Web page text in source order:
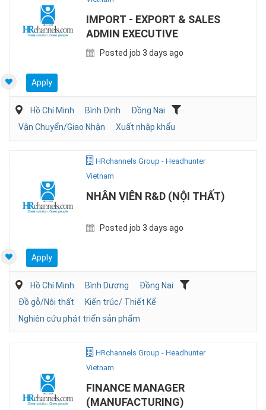
IMPORT - EXPORT & SALES
ADMIN EXECUTIVE
Posted job 3 days ago
Apply
Hồ Chí Minh Bình Định
Đồng Nai
Vận Chuyển/Giao Nhận
Xuất nhập khẩu
HRchannels Group - Headhunter
Vietnam
NHÂN VIÊN R&D (NỘI THẤT)
Posted job 3 days ago
Apply
Hồ Chí Minh Bình Dương
Đồng Nai
Đồ gỗ/Nội thất
Kiến trúc/ Thiết Kế
Nghiên cứu phát triển sản phẩm
HRchannels Group - Headhunter
Vietnam
FINANCE MANAGER
(MANUFACTURING)